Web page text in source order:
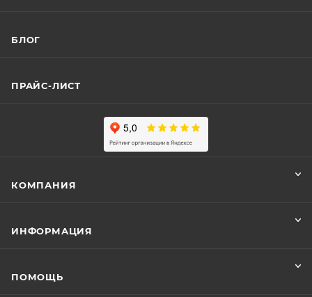
БЛОГ
ПРАЙС-ЛИСТ
КОМПАНИЯ
ИНФОРМАЦИЯ
ПОМОЩЬ